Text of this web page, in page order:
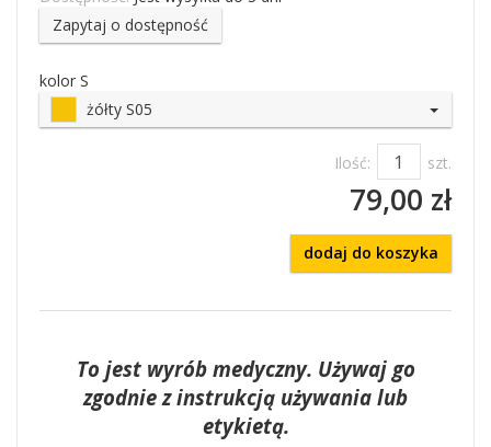
Zapytaj o dostępność
kolor S
żółty S05
Ilość: szt.
79,00 zł
dodaj do koszyka
To jest wyrób medyczny. Używaj go
zgodnie z instrukcją używania lub
etykietą.